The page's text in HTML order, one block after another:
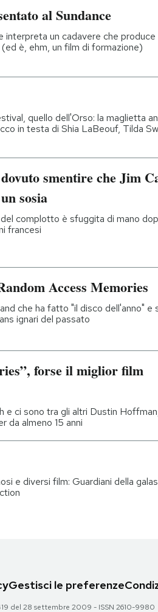
al Sundance
interpreta un cadavere che produce
è, ehm, un film di formazione)
quello dell'Orso: la maglietta
in testa di Shia LaBeouf, Tilda
smentire che Jim
sosia
complotto è sfuggita di mano
francesi
Access Memories
che ha fatto "il disco dell'anno" e
ignari del passato
forse il miglior film
e ci sono tra gli altri Dustin
da almeno 15 anni
e diversi film: Guardiani della
Gestisci le preferenze
del 28 settembre 2009 - ISSN 2610-9980